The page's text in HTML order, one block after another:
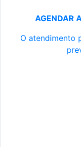
AGENDAR
O atendimento